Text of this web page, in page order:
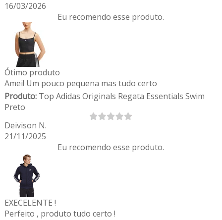
16/03/2026
Eu recomendo esse produto.
Ótimo produto
Amei! Um pouco pequena mas tudo certo
Produto:Top Adidas Originals Regata Essentials Swim
Preto
Deivison N.
21/11/2025
Eu recomendo esse produto.
EXECELENTE !
Perfeito , produto tudo certo !